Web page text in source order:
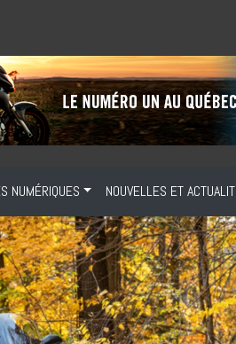
NUMÉRIQUES NOUVELLES ET